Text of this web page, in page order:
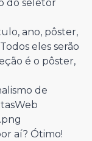
ano, pôster,
eles serão
é o pôster,
aí? Ótimo!